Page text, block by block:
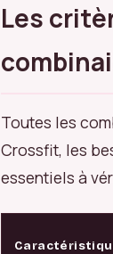
Les
Toutes les
Crossfit, les
essentiels à